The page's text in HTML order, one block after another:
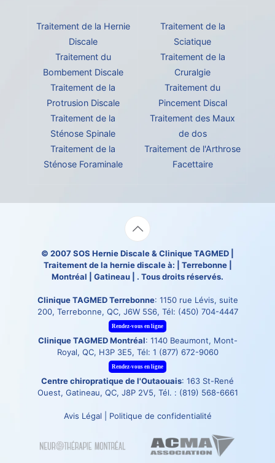
Traitement de la Hernie
Discale
Traitement du
Bombement Discale
Traitement de la
Protrusion Discale
Traitement de la
Sténose Spinale
Traitement de la
Sténose Foraminale
Traitement de la
Sciatique
Traitement de la
Cruralgie
Traitement du
Pincement Discal
Traitement des Maux
de dos
Traitement de l'Arthrose
Facettaire
© 2007SOS Hernie Discale&Clinique TAGMED
Traitement de la hernie discale à: | Terrebonne |
Montréal | Gatineau | . Tous droits réservés.
Clinique TAGMED Terrebonne: 1150 rue Lévis, suite
200, Terrebonne, QC, J6W 5S6, Tél: (450) 704-4447
Rendez-vous en ligne
Clinique TAGMED Montréal: 1140 Beaumont, Mont-
Royal, QC, H3P 3E5, Tél: 1 (877) 672-9060
Rendez-vous en ligne
Centre chiropratique de l'Outaouais: 163 St-René
Ouest, Gatineau, QC, J8P 2V5, Tél. : (819) 568-6661
Avis Légal Politique de confidentialité